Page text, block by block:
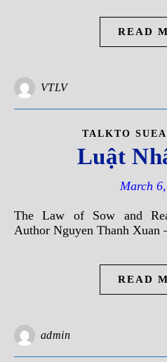
READ
VTLV
TALKTO
Luật
March
The Law of Sow and Reap- Vietnamese Version-
Author Nguyen Thanh Xuan
READ
admin